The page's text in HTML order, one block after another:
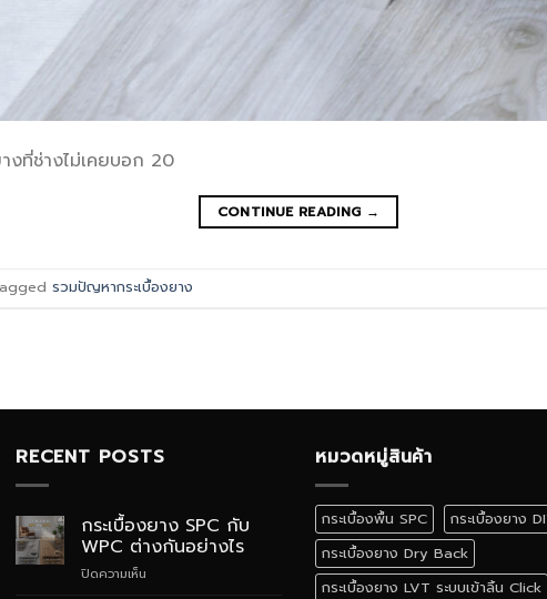
งที่ช่างไม่เคยบอก 20
CONTINUE READING →
รวมปัญหากระเบื้องยาง
RECENT POSTS
กระเบื้องยาง SPC กับ
WPC ต่างกันอย่างไร
ปิดความเห็น
หมวดหมู่สินค้า
กระเบื้องพื้น SPC
กระเบื้องยาง
กระเบื้องยาง Dry Back
กระเบื้องยาง LVT ระบบเข้าลิ้น Click